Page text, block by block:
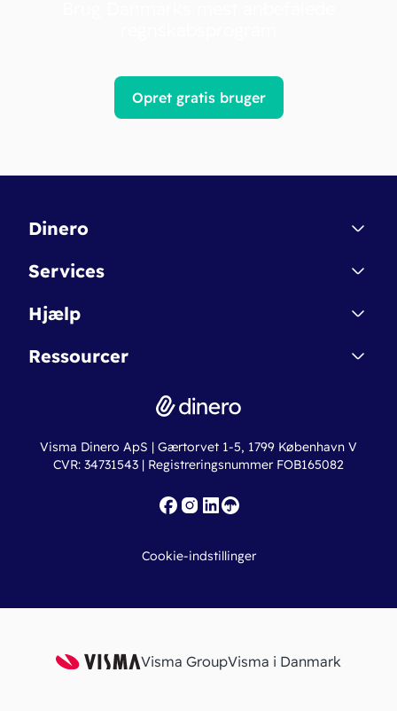
Opret gratis bruger
Dinero
Kontakt
Betingelser & Sikkerhed
Nye funktioner
Services
Dinero Starter
Dinero Pro
Erhvervslån
Fakturaskabeloner
Hjælp
Regnskabsordbogen
Online regnskabskurser
Ressourcer
Ny virksomhed
Iværksætterlegat
Visma Dinero ApS | Gærtorvet 1-5, 1799 København V
CVR: 34731543 | Registreringsnummer FOB165082
Cookie-indstillinger
Visma GroupVisma i Danmark